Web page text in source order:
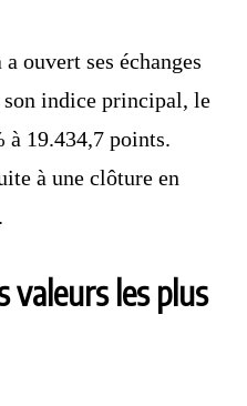
ouvert ses échanges
son indice principal, le
19.434,7 points.
à une clôture en
valeurs les plus